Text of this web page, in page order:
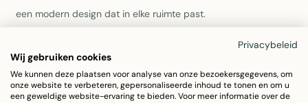
een modern design dat in elke ruimte past.
Materiaal: Vachten
Afmetingen: 30x30x45cm (hoogte)
Vorm: Rond
Privacybeleid
Wij gebruiken cookies
We kunnen deze plaatsen voor analyse van onze bezoekersgegevens, om
onze website te verbeteren, gepersonaliseerde inhoud te tonen en om u
een geweldige website-ervaring te bieden. Voor meer informatie over de